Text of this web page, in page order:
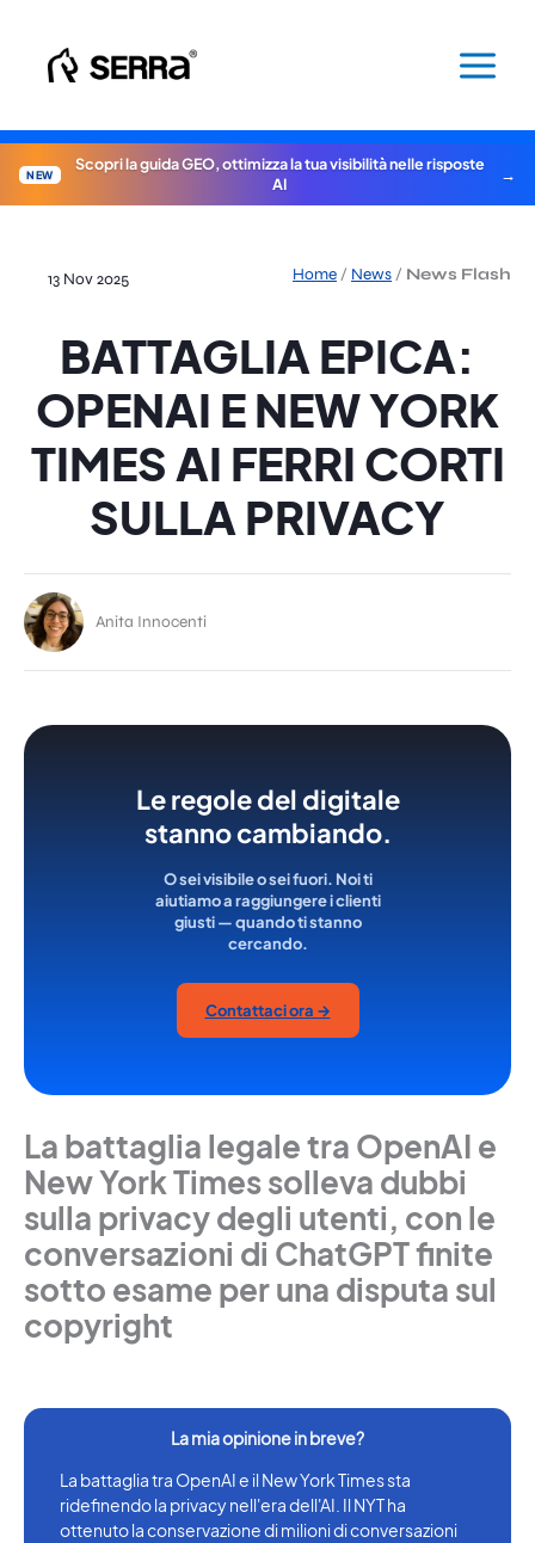
contenuto
NEW
Scopri la guida GEO, ottimizza la tua visibilità nelle risposte
AI
Home / News / News Flash
13 Nov 2025
BATTAGLIA EPICA:
OPENAI E NEW YORK
TIMES AI FERRI CORTI
SULLA PRIVACY
Anita Innocenti
Le regole del digitale
stanno cambiando.
O sei visibile o sei fuori. Noi ti
aiutiamo a raggiungere i clienti
giusti — quando ti stanno
cercando.
Contattaci ora →
La battaglia legale tra OpenAI e
New York Times solleva dubbi
sulla privacy degli utenti, con le
conversazioni di ChatGPT finite
sotto esame per una disputa sul
copyright
La battaglia tra OpenAI e il New York Times sta
ridefinendo la privacy nell'era dell'AI. Il NYT ha
ottenuto la conservazione di milioni di conversazioni